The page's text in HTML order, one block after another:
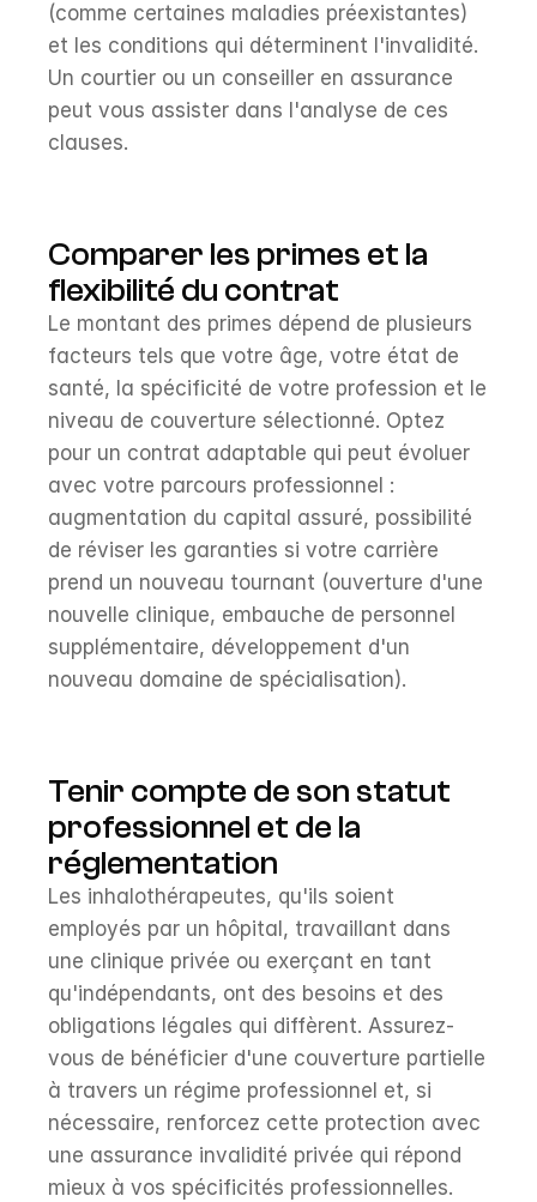
(comme certaines maladies préexistantes)
et les conditions qui déterminent l'invalidité.
Un courtier ou un conseiller en assurance
peut vous assister dans l'analyse de ces
clauses.
Comparer les primes et la
flexibilité du contrat
Le montant des primes dépend de plusieurs
facteurs tels que votre âge, votre état de
santé, la spécificité de votre profession et le
niveau de couverture sélectionné. Optez
pour un contrat adaptable qui peut évoluer
avec votre parcours professionnel :
augmentation du capital assuré, possibilité
de réviser les garanties si votre carrière
prend un nouveau tournant (ouverture d'une
nouvelle clinique, embauche de personnel
supplémentaire, développement d'un
nouveau domaine de spécialisation).
Tenir compte de son statut
professionnel et de la
réglementation
Les inhalothérapeutes, qu'ils soient
employés par un hôpital, travaillant dans
une clinique privée ou exerçant en tant
qu'indépendants, ont des besoins et des
obligations légales qui diffèrent. Assurez-
vous de bénéficier d'une couverture partielle
à travers un régime professionnel et, si
nécessaire, renforcez cette protection avec
une assurance invalidité privée qui répond
mieux à vos spécificités professionnelles.